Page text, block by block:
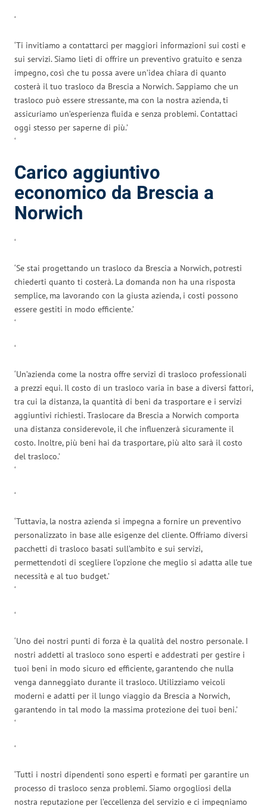
‘
‘Ti invitiamo a contattarci per maggiori informazioni sui costi e
sui servizi. Siamo lieti di offrire un preventivo gratuito e senza
impegno, così che tu possa avere un’idea chiara di quanto
costerà il tuo trasloco da Brescia a Norwich. Sappiamo che un
trasloco può essere stressante, ma con la nostra azienda, ti
assicuriamo un’esperienza fluida e senza problemi. Contattaci
oggi stesso per saperne di più.’
‘
Carico aggiuntivo
economico da Brescia a
Norwich
‘
‘Se stai progettando un trasloco da Brescia a Norwich, potresti
chiederti quanto ti costerà. La domanda non ha una risposta
semplice, ma lavorando con la giusta azienda, i costi possono
essere gestiti in modo efficiente.’
‘
‘
‘Un’azienda come la nostra offre servizi di trasloco professionali
a prezzi equi. Il costo di un trasloco varia in base a diversi fattori,
tra cui la distanza, la quantità di beni da trasportare e i servizi
aggiuntivi richiesti. Traslocare da Brescia a Norwich comporta
una distanza considerevole, il che influenzerà sicuramente il
costo. Inoltre, più beni hai da trasportare, più alto sarà il costo
del trasloco.’
‘
‘
‘Tuttavia, la nostra azienda si impegna a fornire un preventivo
personalizzato in base alle esigenze del cliente. Offriamo diversi
pacchetti di trasloco basati sull’ambito e sui servizi,
permettendoti di scegliere l’opzione che meglio si adatta alle tue
necessità e al tuo budget.’
‘
‘
‘Uno dei nostri punti di forza è la qualità del nostro personale. I
nostri addetti al trasloco sono esperti e addestrati per gestire i
tuoi beni in modo sicuro ed efficiente, garantendo che nulla
venga danneggiato durante il trasloco. Utilizziamo veicoli
moderni e adatti per il lungo viaggio da Brescia a Norwich,
garantendo in tal modo la massima protezione dei tuoi beni.’
‘
‘
‘Tutti i nostri dipendenti sono esperti e formati per garantire un
processo di trasloco senza problemi. Siamo orgogliosi della
nostra reputazione per l’eccellenza del servizio e ci impegniamo